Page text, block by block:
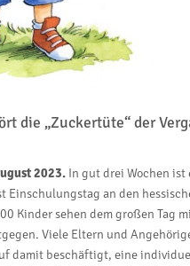
die „Zuckertüte“ der
2023. In gut drei Wochen ist
Einschulungstag an den
Kinder sehen dem großen Tag
Viele Eltern und
damit beschäftigt, eine